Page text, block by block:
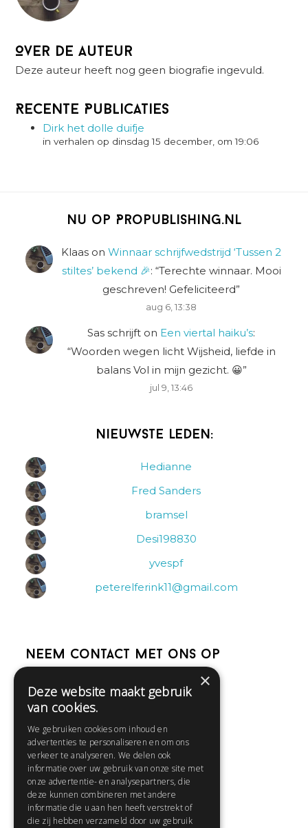
Over de auteur
Deze auteur heeft nog geen biografie ingevuld.
Recente Publicaties
Dirk het dolle duifje
in verhalen op dinsdag 15 december, om 19:06
Nu op Propublishing.nl
Klaas on Winnaar schrijfwedstrijd ‘Tussen 2
stiltes’ bekend 🎉: “Terechte winnaar. Mooi
geschreven! Gefeliciteerd”
aug 6, 13:38
Sas schrijft on Een viertal haiku’s:
“Woorden wegen licht Wijsheid, liefde in
balans Vol in mijn gezicht. 😀”
jul 9, 13:46
Nieuwste leden:
Hedianne
Fred Sanders
bramsel
Desi198830
yvespf
peterelferink11@gmail.com
Neem contact met ons op
Help
Contact
Huisregels
Snel naar:
×
Deze website maakt gebruik
van cookies.
We gebruiken cookies om inhoud en
advertenties te personaliseren en om ons
verkeer te analyseren. We delen ook
informatie over uw gebruik van onze site met
onze advertentie- en analysepartners, die
deze kunnen combineren met andere
informatie die u aan hen heeft verstrekt of
die zij hebben verzameld door uw gebruik